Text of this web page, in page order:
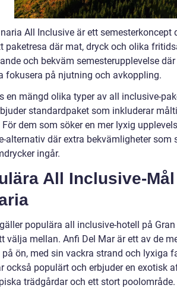
All Inclusive är ett semesterkoncept
paketresa där mat, dryck och olika
och bekväm semesterupplevelse
fokusera på njutning och avkoppling.
en mängd olika typer av all inclusive-
standardpaket som inkluderar
dem som söker en mer lyxig
alternativ där extra bekvämligheter som
ingår.
All Inclusive-
populära all inclusive-hotell på
välja mellan. Anfi Del Mar är ett av de
ön, med sin vackra strand och lyxiga
också populärt och erbjuder en exotisk
trädgårdar och ett stort poolområde.